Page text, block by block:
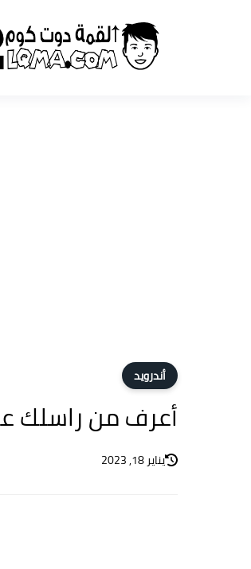
أندرويد
أعرف من راسلك
يناير 18, 2023